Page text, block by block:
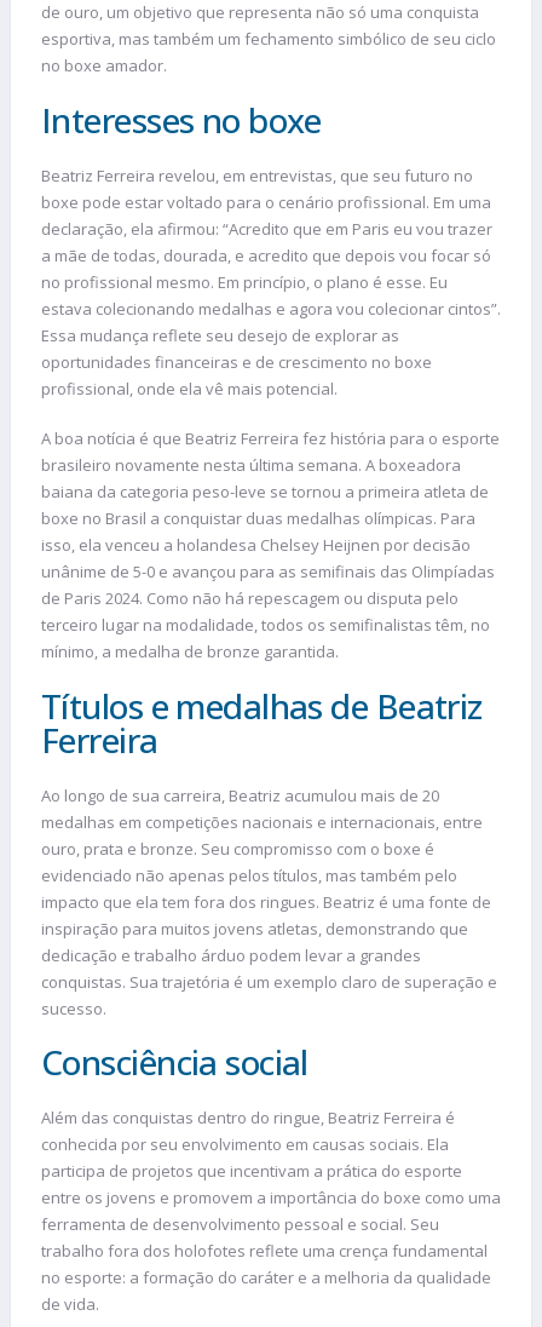
de ouro, um objetivo que representa não só uma conquista
esportiva, mas também um fechamento simbólico de seu ciclo
no boxe amador.
Interesses no boxe
Beatriz Ferreira revelou, em entrevistas, que seu futuro no
boxe pode estar voltado para o cenário profissional. Em uma
declaração, ela afirmou: “Acredito que em Paris eu vou trazer
a mãe de todas, dourada, e acredito que depois vou focar só
no profissional mesmo. Em princípio, o plano é esse. Eu
estava colecionando medalhas e agora vou colecionar cintos”.
Essa mudança reflete seu desejo de explorar as
oportunidades financeiras e de crescimento no boxe
profissional, onde ela vê mais potencial.
A boa notícia é que Beatriz Ferreira fez história para o esporte
brasileiro novamente nesta última semana. A boxeadora
baiana da categoria peso-leve se tornou a primeira atleta de
boxe no Brasil a conquistar duas medalhas olímpicas. Para
isso, ela venceu a holandesa Chelsey Heijnen por decisão
unânime de 5-0 e avançou para as semifinais das Olimpíadas
de Paris 2024. Como não há repescagem ou disputa pelo
terceiro lugar na modalidade, todos os semifinalistas têm, no
mínimo, a medalha de bronze garantida.
Títulos e medalhas de Beatriz
Ferreira
Ao longo de sua carreira, Beatriz acumulou mais de 20
medalhas em competições nacionais e internacionais, entre
ouro, prata e bronze. Seu compromisso com o boxe é
evidenciado não apenas pelos títulos, mas também pelo
impacto que ela tem fora dos ringues. Beatriz é uma fonte de
inspiração para muitos jovens atletas, demonstrando que
dedicação e trabalho árduo podem levar a grandes
conquistas. Sua trajetória é um exemplo claro de superação e
sucesso.
Consciência social
Além das conquistas dentro do ringue, Beatriz Ferreira é
conhecida por seu envolvimento em causas sociais. Ela
participa de projetos que incentivam a prática do esporte
entre os jovens e promovem a importância do boxe como uma
ferramenta de desenvolvimento pessoal e social. Seu
trabalho fora dos holofotes reflete uma crença fundamental
no esporte: a formação do caráter e a melhoria da qualidade
de vida.